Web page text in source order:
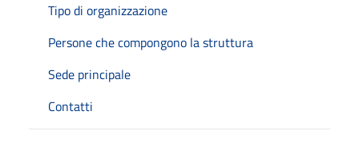
Tipo di organizzazione
Persone che compongono la struttura
Sede principale
Contatti